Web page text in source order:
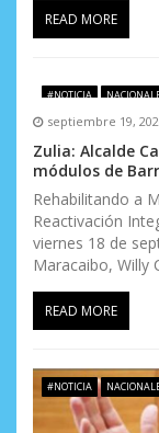
d
s
READ MORE
#NOTICIA
septiembre 19,
Zulia: Alcalde
módulos de
Rehabilitando a
Reactivación
viernes 18 de
Maracaibo, Willy
READ MORE
#NOTICIA